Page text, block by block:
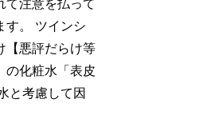
て注意を払って
す。 ツインシ
【悪評だらけ等
の化粧水「表皮
と考慮して因